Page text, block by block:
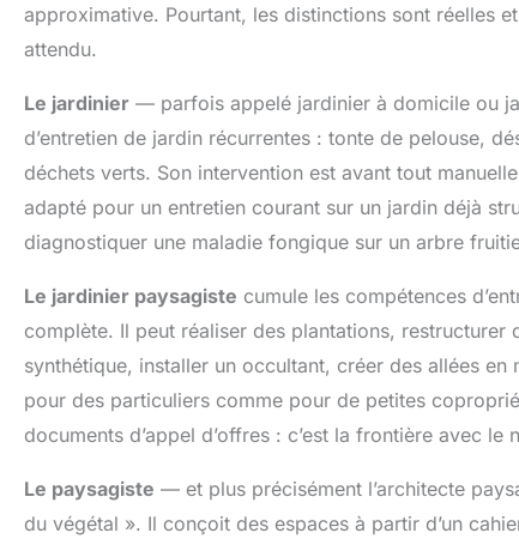
approximative. Pourtant, les distinctions sont réelles
attendu.
Le jardinier — parfois appelé jardinier à domicile ou
d’entretien de jardin récurrentes : tonte de pelouse,
déchets verts. Son intervention est avant tout
adapté pour un entretien courant sur un jardin déjà
diagnostiquer une maladie fongique sur un arbre
Le jardinier paysagiste cumule les compétences
complète. Il peut réaliser des plantations,
synthétique, installer un occultant, créer des allées
pour des particuliers comme pour de petites
documents d’appel d’offres : c’est la frontière avec le
Le paysagiste — et plus précisément l’architecte
du végétal ». Il conçoit des espaces à partir d’un